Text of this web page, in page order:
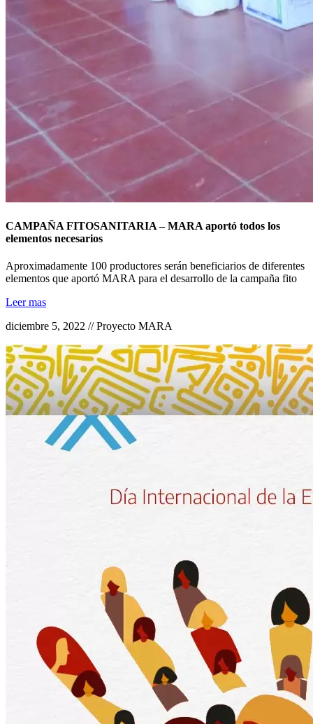
CAMPAÑA FITOSANITARIA – MARA aportó todos los
elementos necesarios
Aproximadamente 100 productores serán beneficiarios de diferentes
elementos que aportó MARA para el desarrollo de la campaña fito
Leer mas
diciembre 5, 2022 // Proyecto MARA